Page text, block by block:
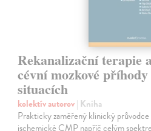
Rekanalizační terapie
cévní mozkové
situacích
kolektív autorov| Kniha
Prakticky zaměřený klinický
ischemické CMP napříč celým